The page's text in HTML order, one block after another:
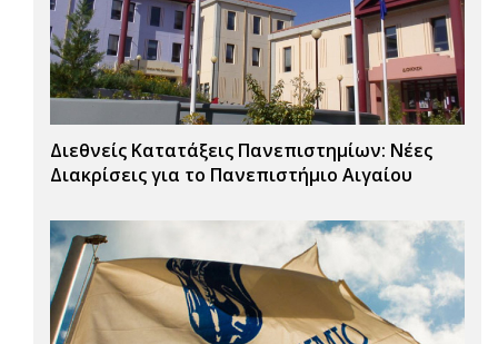
Διεθνείς Κατατάξεις Πανεπιστημίων: Νέες
Διακρίσεις για το Πανεπιστήμιο Αιγαίου